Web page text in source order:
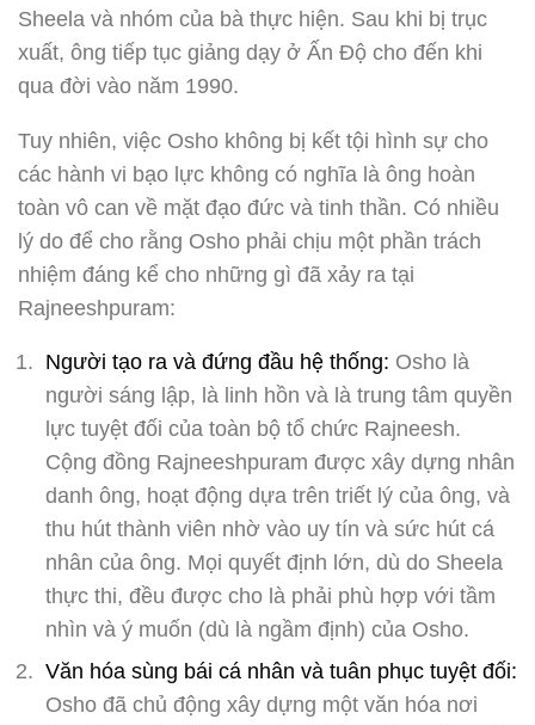
Sheela và nhóm của bà thực hiện. Sau khi bị trục
xuất, ông tiếp tục giảng dạy ở Ấn Độ cho đến khi
qua đời vào năm 1990.
Tuy nhiên, việc Osho không bị kết tội hình sự cho
các hành vi bạo lực không có nghĩa là ông hoàn
toàn vô can về mặt đạo đức và tinh thần. Có nhiều
lý do để cho rằng Osho phải chịu một phần trách
nhiệm đáng kể cho những gì đã xảy ra tại
Rajneeshpuram:
Người tạo ra và đứng đầu hệ thống: Osho là
người sáng lập, là linh hồn và là trung tâm quyền
lực tuyệt đối của toàn bộ tổ chức Rajneesh.
Cộng đồng Rajneeshpuram được xây dựng nhân
danh ông, hoạt động dựa trên triết lý của ông, và
thu hút thành viên nhờ vào uy tín và sức hút cá
nhân của ông. Mọi quyết định lớn, dù do Sheela
thực thi, đều được cho là phải phù hợp với tầm
nhìn và ý muốn (dù là ngầm định) của Osho.
Văn hóa sùng bái cá nhân và tuân phục tuyệt đối:
Osho đã chủ động xây dựng một văn hóa nơi